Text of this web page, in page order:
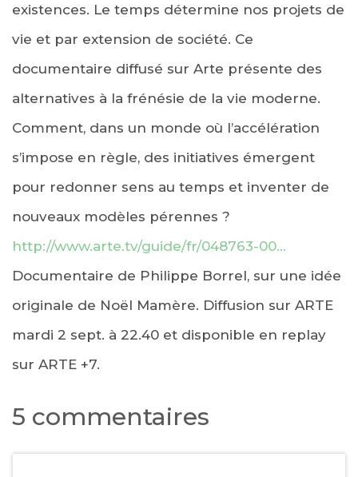
existences. Le temps détermine nos projets de
vie et par extension de société. Ce
documentaire diffusé sur Arte présente des
alternatives à la frénésie de la vie moderne.
Comment, dans un monde où l’accélération
s’impose en règle, des initiatives émergent
pour redonner sens au temps et inventer de
nouveaux modèles pérennes ?
http://www.arte.tv/guide/fr/048763-00…
Documentaire de Philippe Borrel, sur une idée
originale de Noël Mamère. Diffusion sur ARTE
mardi 2 sept. à 22.40 et disponible en replay
sur ARTE +7.
5 commentaires